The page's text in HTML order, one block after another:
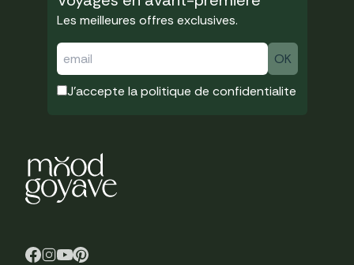
Les meilleures offres exclusives.
J'accepte lapolitique de confidentialite